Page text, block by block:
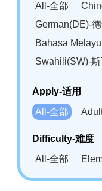
All-全部
German(DE)-
Bahasa
Swahili(SW)-
Apply-适用
All-全部
Difficulty-难度
All-全部